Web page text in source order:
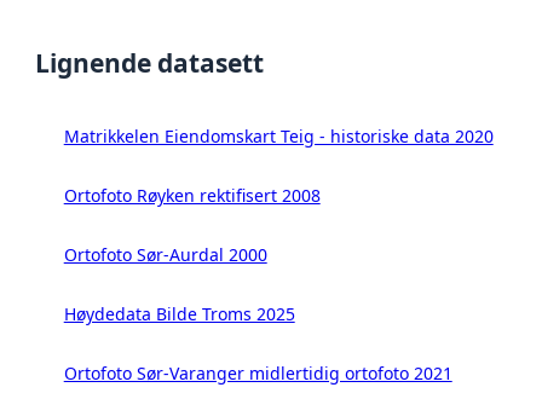
Lignende datasett
Matrikkelen Eiendomskart Teig - historiske data 2020
Ortofoto Røyken rektifisert 2008
Ortofoto Sør-Aurdal 2000
Høydedata Bilde Troms 2025
Ortofoto Sør-Varanger midlertidig ortofoto 2021